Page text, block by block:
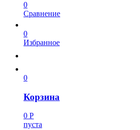
0
Сравнение
0
Избранное
0
Корзина
0 Р
пуста